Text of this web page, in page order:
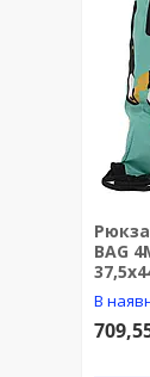
BAG
В